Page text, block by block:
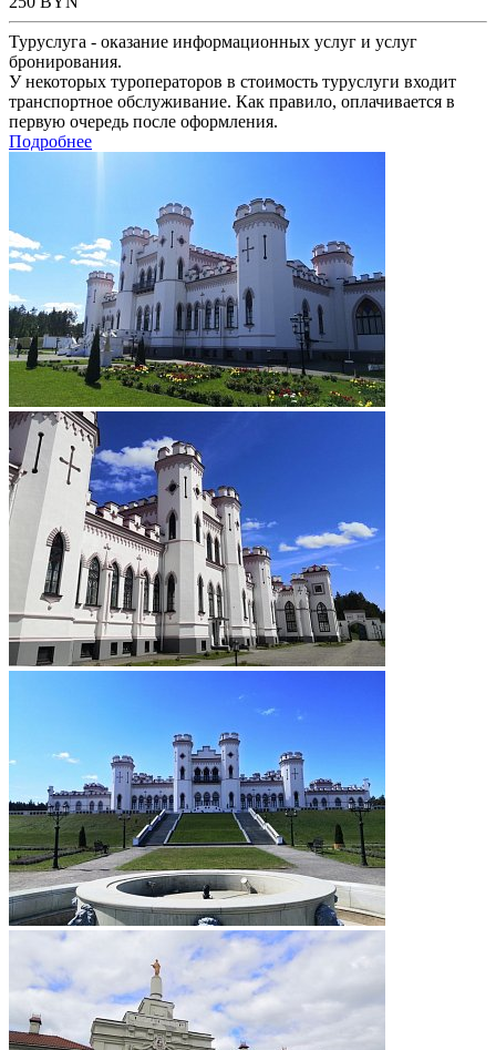
Туруслуга - оказание информационных услуг и услуг
бронирования.
У некоторых туроператоров в стоимость туруслуги входит
транспортное обслуживание. Как правило, оплачивается в
первую очередь после оформления.
Подробнее